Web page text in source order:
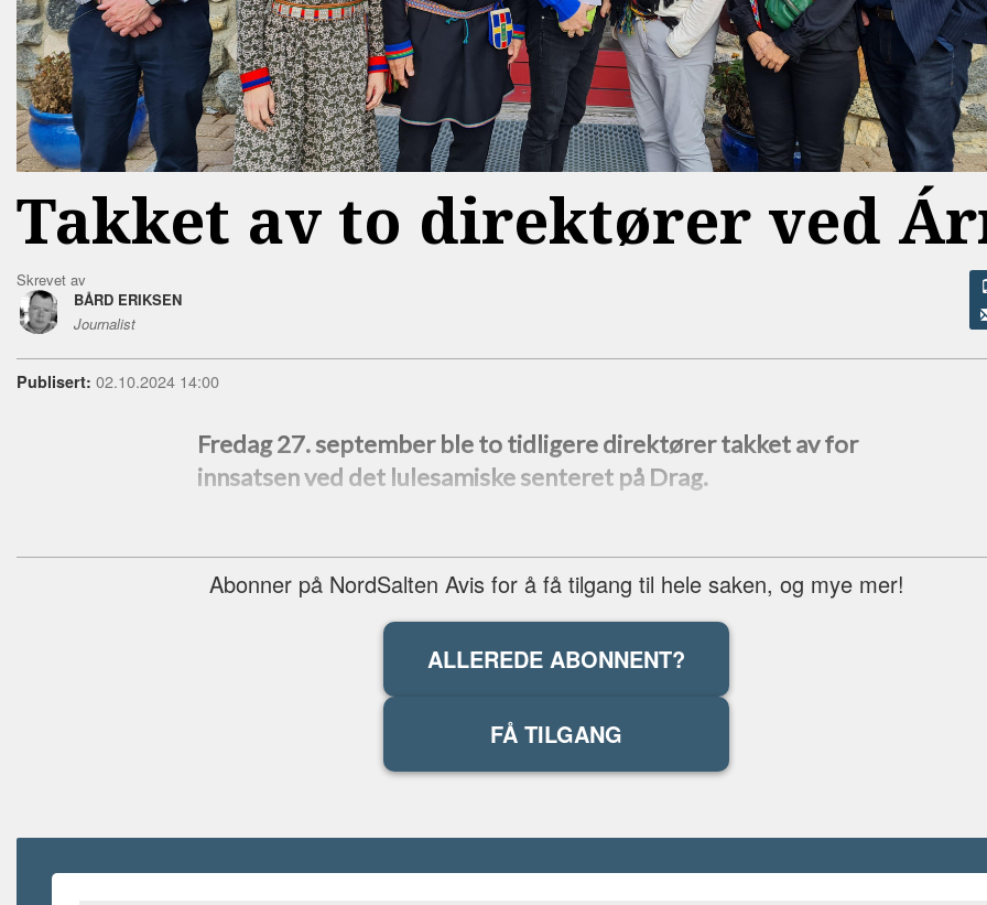
Takket av to direktører ved
Skrevet av
BÅRD ERIKSEN
Journalist
Publisert: 02.10.2024 14:00
Fredag 27. september ble to tidligere direktører takket av for
innsatsen ved det lulesamiske senteret på Drag.
Abonner på NordSalten Avis for å få tilgang til hele saken, og mye mer!
ALLEREDE ABONNENT?
FÅ TILGANG